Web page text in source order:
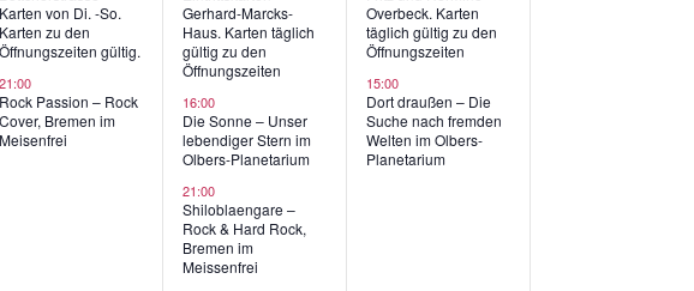
Karten von Di. -So.
Karten zu den
Öffnungszeiten gültig.
21:00
Rock Passion – Rock
Cover, Bremen im
Meisenfrei
Gerhard-Marcks-
Haus. Karten täglich
gültig zu den
Öffnungszeiten
16:00
Die Sonne – Unser
lebendiger Stern im
Olbers-Planetarium
21:00
Shiloblaengare –
Rock & Hard Rock,
Bremen im
Meissenfrei
Overbeck. Karten
täglich gültig zu den
Öffnungszeiten
15:00
Dort draußen – Die
Suche nach fremden
Welten im Olbers-
Planetarium